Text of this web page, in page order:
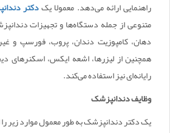
راهنمایی ارائه می‌دهد. معمولا یکدکتر
متنوعی از جمله دستگاه‌ها و تجهیزات
دهان، کامپوزیت دندان، پروب، فورسپ و
همچنین از لیزرها، اشعه ایکس، اسکنرهای
رایانه‌ای نیز استفاده می‌کند.
وظایف دندانپزشک
یک دکتر دندانپزشک به طور معمول موارد زیر